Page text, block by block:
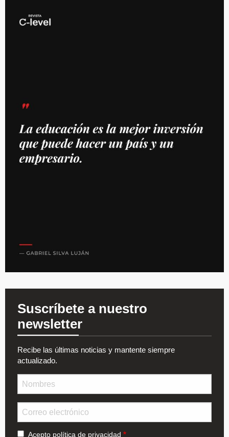
Suscríbete a nuestro
newsletter
Recibe las últimas noticias y mantente siempre
actualizado.
Acepto política de privacidad